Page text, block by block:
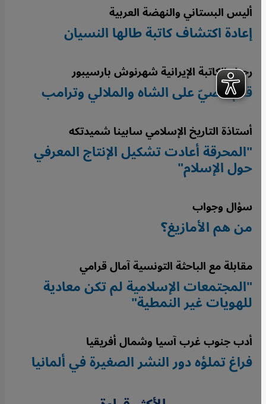
أليس البستاني والنهضة العربية
إعادة اكتشاف كاتبة طالها النسيان
رحيل الكاتبة الإيرانية شهرنوش بارسيبور
قلم عصيّ على الشاه والملالي وترامب
أستاذة التاريخ الإسلامي سابينا شميدتكه
"المحرقة أعادت تشكيل الإنتاج المعرفي
حول الإسلام"
سؤال وجواب
من هم الأمازيغ؟
مقابلة مع الباحثة التونسية آمال قرامي
"المجتمعات الإسلامية لم تكن معادية
للهويات غير النمطية"
أدب جنوب غرب آسيا وشمال أفريقيا
فراغ تملؤه دور النشر الصغيرة في ألمانيا